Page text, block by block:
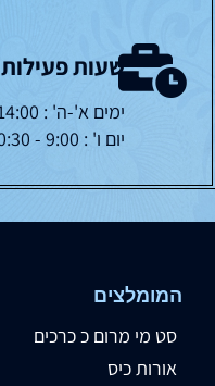
שעות פעילות
ימים א'-ה' : 14:00 - 19:00
יום ו' : 9:00 - 10:30
המומלצים
סט מי מרום כ כרכים
אורות כיס